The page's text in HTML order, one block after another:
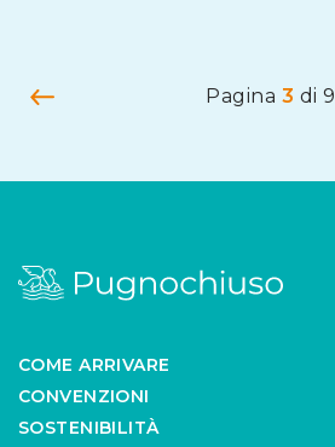
Pagina 3 di 9
Navigazione articoli
Precedente
COME ARRIVARE
CONVENZIONI
SOSTENIBILITÀ